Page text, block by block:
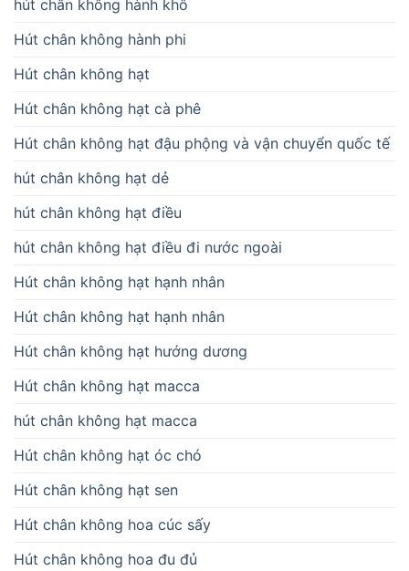
hút chân không hành khô
Hút chân không hành phi
Hút chân không hạt
Hút chân không hạt cà phê
Hút chân không hạt đậu phộng và vận chuyển quốc tế
hút chân không hạt dẻ
hút chân không hạt điều
hút chân không hạt điều đi nước ngoài
Hút chân không hạt hạnh nhân
Hút chân không hạt hạnh nhân
Hút chân không hạt hướng dương
Hút chân không hạt macca
hút chân không hạt macca
Hút chân không hạt óc chó
Hút chân không hạt sen
Hút chân không hoa cúc sấy
Hút chân không hoa đu đủ